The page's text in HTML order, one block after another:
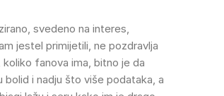
svedeno na interes,
jestel primijetili, ne pozdravlja
fanova ima, bitno je da
i nadju što više podataka, a